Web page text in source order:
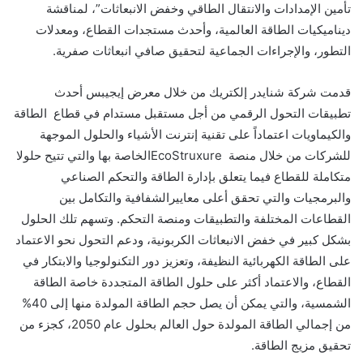
تأمين الإمدادات والانتقال الطاقي وخفض الانبعاثات”، لمناقشة
ديناميكيات الطاقة العالمية، وأحدث مستجدات القطاع، ومعدلات
التطور، والإجراءات الجماعية لتحقيق صافي انبعاثات صفرية.
قدمت شركة شنايدر إلكتريك من خلال معرض إيجيبس أحدث
تطبيقات التحول الرقمي من أجل مستقبل مستدام في قطاع الطاقة
والكيماويات اعتماداً على تقنية إنترنت الأشياء والحلول الموجهة
للشركات من خلال منصة
الخاصة بها والتي تتيح حلولا
متكاملة للقطاع فيما يتعلق بإدارة الطاقة والتحكم الصناعي
والبرمجيات والتي تحقق أعلى معاييرالشفافية والتكامل بين
القطاعات المختلفة والتطبيقات ومنصة التحكم. وتسهم تلك الحلول
بشكل كبير في خفض الانبعاثات الكربونية، ودعم التحول نحو الاعتماد
على الطاقة الكهربائية النظيفة، وتعزيز دور التكنولوجيا والابتكار في
القطاع، والاعتماد أكثر على حلول الطاقة المتجددة خاصة الطاقة
الشمسية، والتي يمكن أن يصل حجم الطاقة المولدة منها إلى 40%
من إجمالي الطاقة المولدة حول العالم بحلول عام 2050، كجزء من
تحقيق مزيج الطاقة.